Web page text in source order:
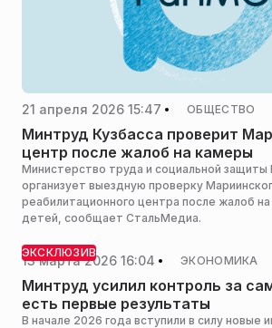
21 апреля 2026 15:47 ОБЩЕСТВО
Минтруд Кузбасса проверит
центр после жалоб на камеры
Министерство труда и социальной защиты
организует выездную проверку
реабилитационного центра после жалоб
детей, сообщает СтальМедиа.
ЭКСКЛЮЗИВ
13 марта 2026 16:04 ЭКОНОМИКА
Минтруд усилил контроль за
есть первые результаты
В начале 2026 года вступили в силу новые